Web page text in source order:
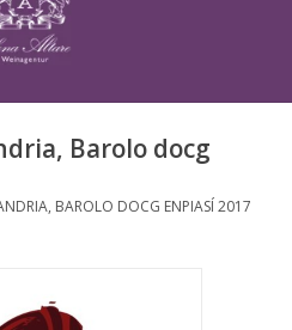
Barolo docg
BAROLO DOCG ENPIASÍ 2017